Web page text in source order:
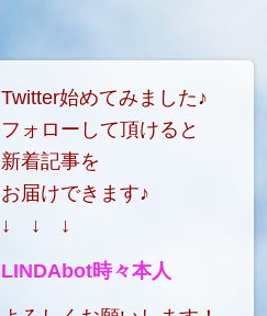
Twitter始めてみました♪
フォローして頂けると
新着記事を
お届けできます♪
↓ ↓ ↓
LINDAbot時々本人